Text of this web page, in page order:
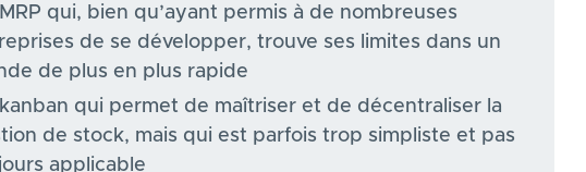
qui, bien qu’ayant permis à de nombreuses
de se développer, trouve ses limites dans un
de plus en plus rapide
qui permet de maîtriser et de décentraliser la
de stock, mais qui est parfois trop simpliste et pas
applicable